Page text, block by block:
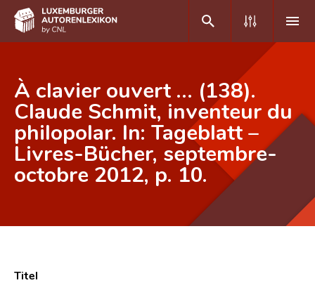
DE FR
Home
Autor(inn)en A-Z
Erweiterte Suche
Forschungsgruppe
À clavier ouvert … (138).
Claude Schmit, inventeur du
philopolar. In: Tageblatt –
Livres-Bücher, septembre-
octobre 2012, p. 10.
Titel